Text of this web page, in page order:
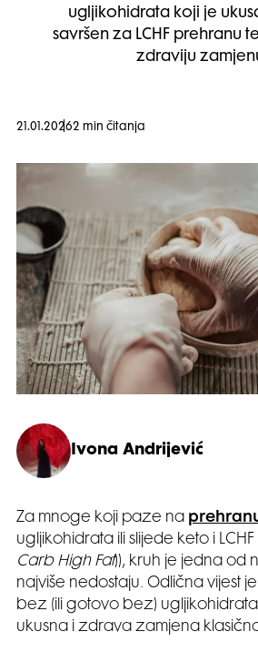
ugljikohidrata koji je
savršen za LCHF prehranu
zdraviju
21.01.20262 min čitanja
Ivona Andrijević
Za mnoge koji paze na
ugljikohidrata ili slijede keto i
Carb High Fat)), kruh je jedna od
najviše nedostaju. Odlična vijest
bez (ili gotovo bez)
ukusna i zdrava zamjena